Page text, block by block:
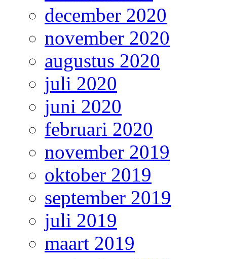
december 2020
november 2020
augustus 2020
juli 2020
juni 2020
februari 2020
november 2019
oktober 2019
september 2019
juli 2019
maart 2019